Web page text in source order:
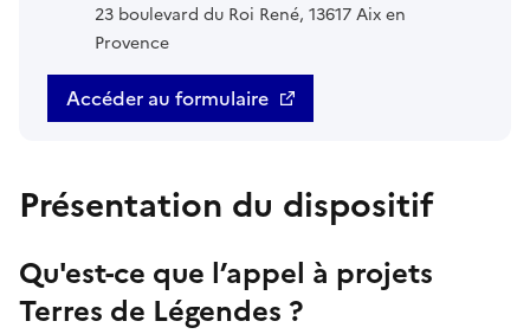
23 boulevard du Roi René, 13617 Aix en
Provence
Accéder au formulaire
Présentation du dispositif
Qu'est-ce que l’appel à projets
Terres de Légendes ?